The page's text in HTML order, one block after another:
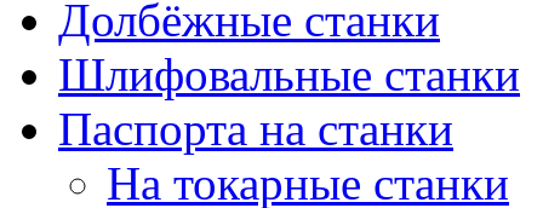
Долбёжные станки
Шлифовальные станки
Паспорта на станки
На токарные станки